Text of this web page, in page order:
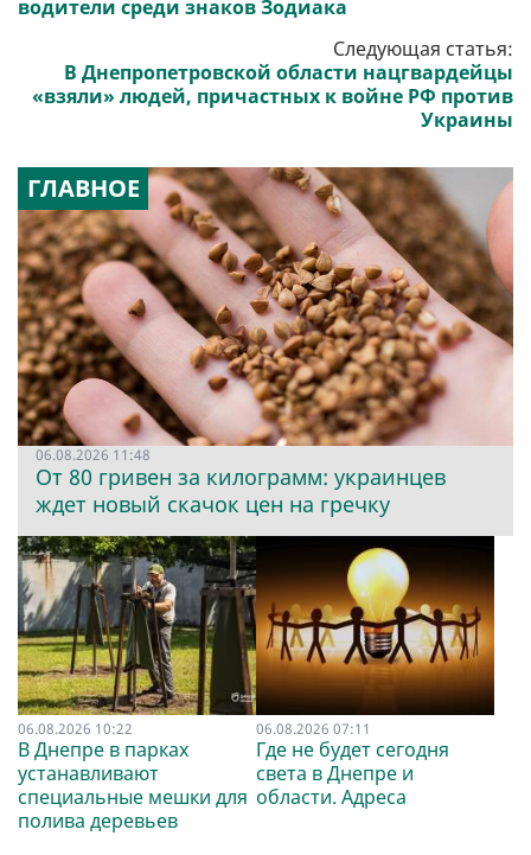
водители среди знаков Зодиака
Следующая статья:
В Днепропетровской области нацгвардейцы
«взяли» людей, причастных к войне РФ против
Украины
ГЛАВНОЕ
06.08.2026 11:48
От 80 гривен за килограмм: украинцев
ждет новый скачок цен на гречку
06.08.2026 10:22
В Днепре в парках
устанавливают
специальные мешки для
полива деревьев
06.08.2026 07:11
Где не будет сегодня
света в Днепре и
области. Адреса